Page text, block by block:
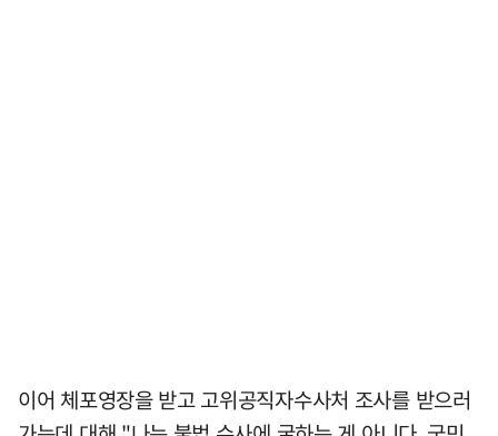
이어 체포영장을 받고 고위공직자수사처 조사를 받으러